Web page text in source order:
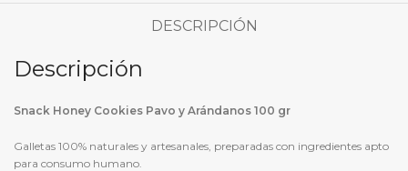
DESCRIPCIÓN
Descripción
Snack Honey Cookies Pavo y Arándanos 100 gr
Galletas 100% naturales y artesanales, preparadas con ingredientes apto
para consumo humano.